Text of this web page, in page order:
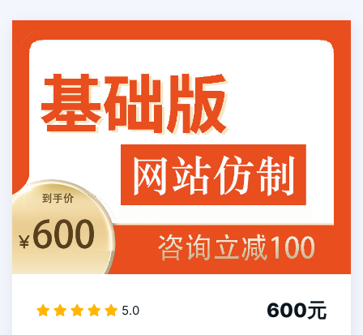
5.0 600元